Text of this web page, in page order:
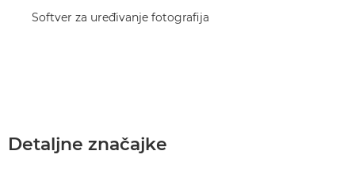
Softver za uređivanje fotografija
Detaljne značajke